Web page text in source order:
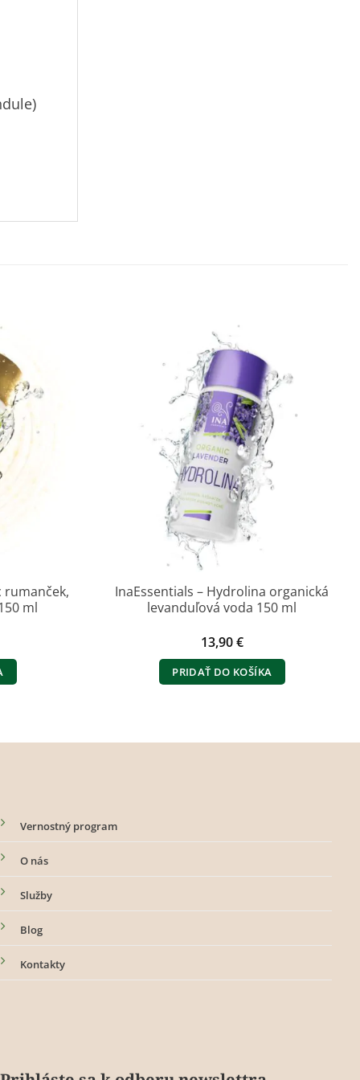
rumanček,
ml
InaEssentials – Hydrolina organická
levanduľová voda 150 ml
13,90€
PRIDAŤ DO KOŠÍKA
Vernostný program
O nás
Služby
Blog
Kontakty